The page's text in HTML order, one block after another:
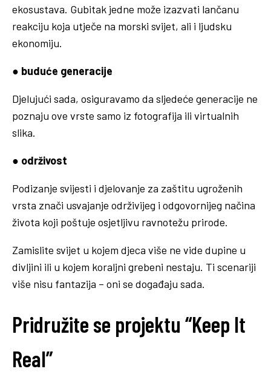
ekosustava. Gubitak jedne može izazvati lančanu
reakciju koja utječe na morski svijet, ali i ljudsku
ekonomiju.
● buduće generacije
Djelujući sada, osiguravamo da sljedeće generacije ne
poznaju ove vrste samo iz fotografija ili virtualnih
slika.
● održivost
Podizanje svijesti i djelovanje za zaštitu ugroženih
vrsta znači usvajanje održivijeg i odgovornijeg načina
života koji poštuje osjetljivu ravnotežu prirode.
Zamislite svijet u kojem djeca više ne vide dupine u
divljini ili u kojem koraljni grebeni nestaju. Ti scenariji
više nisu fantazija – oni se događaju sada.
Pridružite se projektu “Keep It
Real”